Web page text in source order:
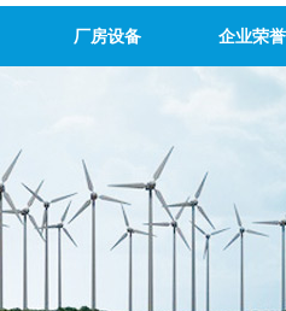
厂房设备 企业荣誉